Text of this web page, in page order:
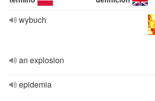
wybuch
an explosion
epidemia